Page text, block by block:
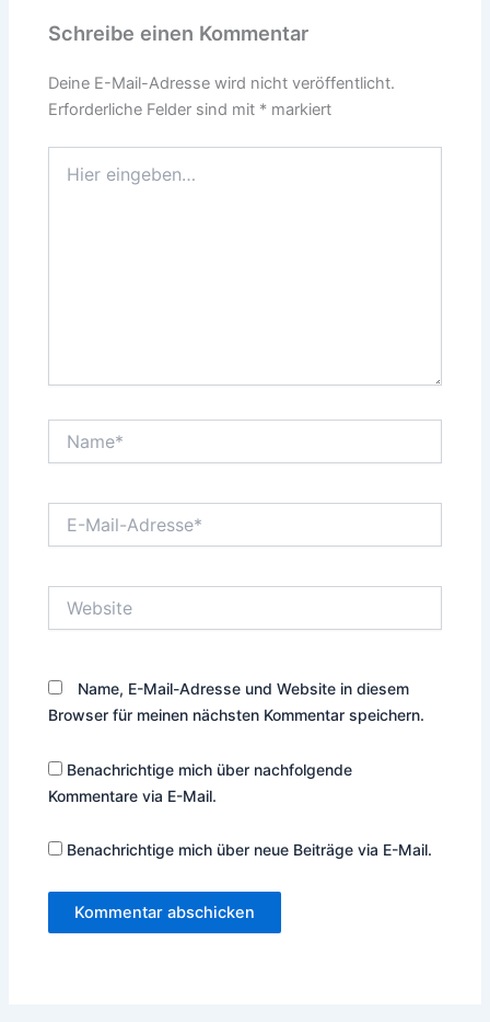
Schreibe einen Kommentar
Deine E-Mail-Adresse wird nicht veröffentlicht.
Erforderliche Felder sind mit * markiert
eingeben…
Mail-
Name, E-Mail-Adresse und Website in diesem
Browser für meinen nächsten Kommentar speichern.
Benachrichtige mich über nachfolgende
Kommentare via E-Mail.
Benachrichtige mich über neue Beiträge via E-Mail.